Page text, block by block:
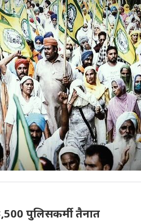
प्रदर्शन कर रहे किसान आज से
किया है।
एक्सप्रेसवे को बंद करेंगे
को तेज करने वाले थे, लेकिन केंद्र
एक्सप्रेसवे को बंद करेंगे और 14 दिसंबर
समेत कई राज्यों के किसान दिल्ली
पुलिसकर्मी तैनात